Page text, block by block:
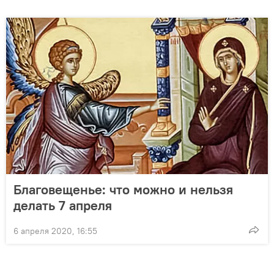
Благовещенье: что можно и нельзя
делать 7 апреля
6 апреля 2020, 16:55